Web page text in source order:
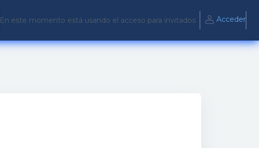
En este momento está usando el acceso para invitados Acceder